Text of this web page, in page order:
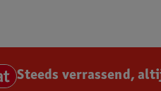
Steeds verrassend,